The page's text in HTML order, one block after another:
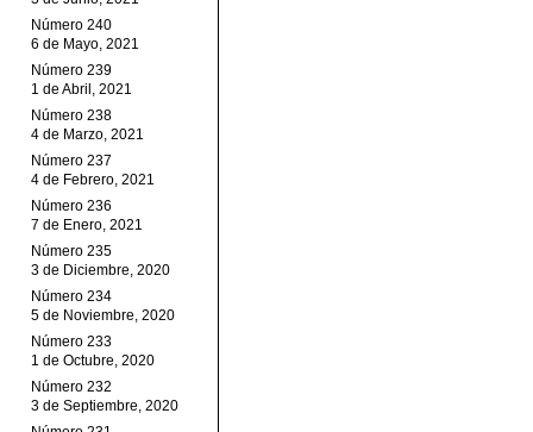
Número 240
6 de Mayo, 2021
Número 239
1 de Abril, 2021
Número 238
4 de Marzo, 2021
Número 237
4 de Febrero, 2021
Número 236
7 de Enero, 2021
Número 235
3 de Diciembre, 2020
Número 234
5 de Noviembre, 2020
Número 233
1 de Octubre, 2020
Número 232
3 de Septiembre, 2020